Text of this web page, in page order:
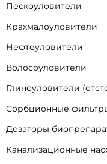
Пескоуловители
Крахмалоуловители
Нефтеуловители
Волосоуловители
Глиноуловители
Сорбционные
Дозаторы
Канализационные